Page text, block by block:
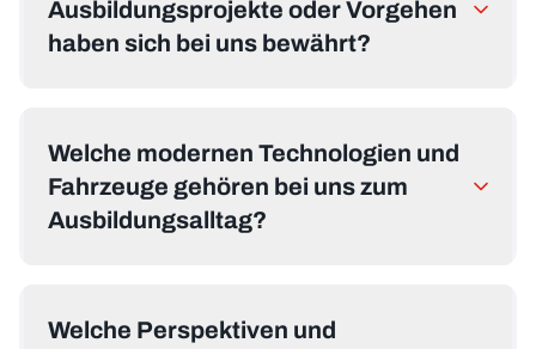
Ausbildungsprojekte oder Vorgehen
haben sich bei uns bewährt?
Welche modernen Technologien und
Fahrzeuge gehören bei uns zum
Ausbildungsalltag?
Welche Perspektiven und